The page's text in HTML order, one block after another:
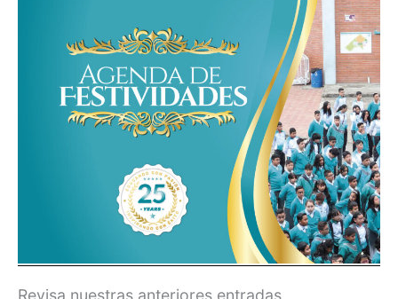
Revisa nuestras anteriores entradas